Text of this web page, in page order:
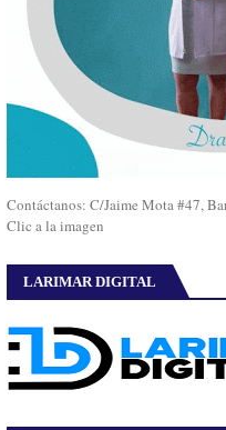
Contáctanos: C/Jaime Mota #47,
Clic a la imagen
LARIMAR DIGITAL